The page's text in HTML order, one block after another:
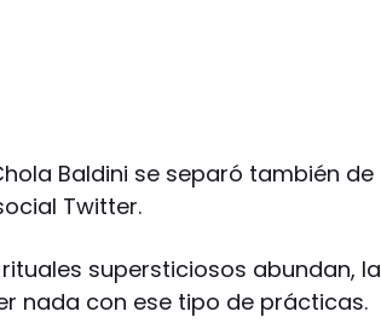
Baldini se separó también de
Twitter.
supersticiosos abundan, la
nada con ese tipo de prácticas.